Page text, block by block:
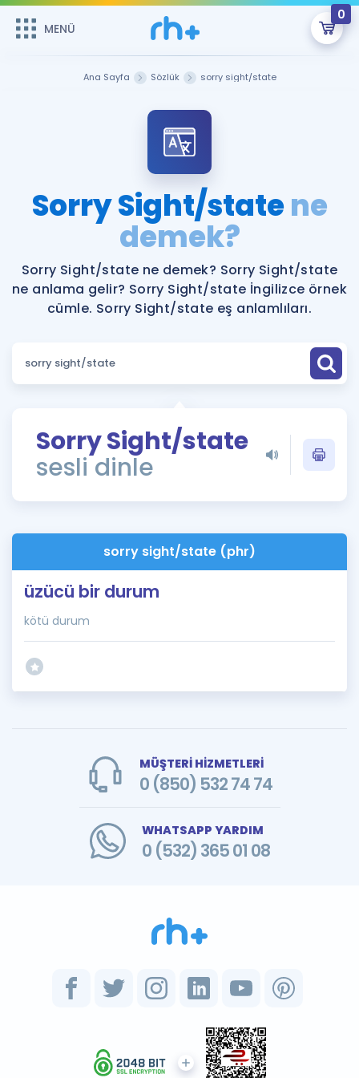
MENÜ
0
Şifremi Hatırlamıyorum
GİRİŞ YAP
Sepetin Şu An Boş.
Remzi Hoca ile seni sınava hazırlayacak onlarca eğitim seni
bekliyor!
MENÜ
Katılımcı Görüşleri
Faydalı Araçlar
Ücretsiz Kaynaklar
Puan Hesaplama
ÖSYM Sınav Takvimi
Kampanyalar
İngilizce Gramer
İngilizce Gramer
Ana Sayfa Sözlük sorry sight/state
Sorry Sight/statene
demek?
Sorry Sight/state ne demek? Sorry Sight/state
ne anlama gelir? Sorry Sight/state İngilizce örnek
cümle. Sorry Sight/state eş anlamlıları.
Sorry Sight/state
sesli dinle
sorry sight/state (phr)
üzücü bir durum
kötü durum
MÜŞTERİ HİZMETLERİ
0 (850) 532 74 74
WHATSAPP YARDIM
0 (532) 365 01 08